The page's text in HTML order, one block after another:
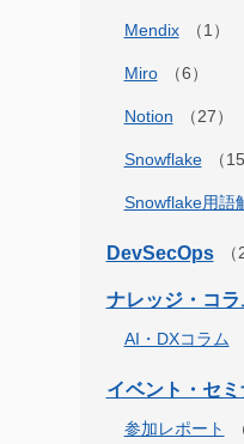
Mendix
Miro
Notion
Snowflake
Snowflake用語
DevSecOps
ナレッジ・コラ
AI・DXコラム
イベント・セ
参加レポート